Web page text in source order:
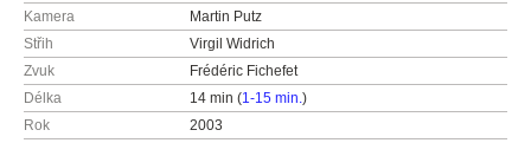
Kamera
Martin Putz
Střih
Virgil Widrich
Zvuk
Frédéric Fichefet
Délka
14 min (1-15 min.)
Rok
2003